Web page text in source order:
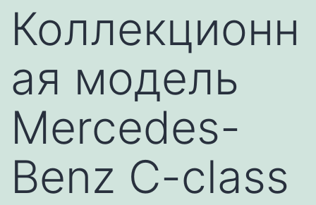
Коллекционн
ая модель
Mercedes-
Benz C-class